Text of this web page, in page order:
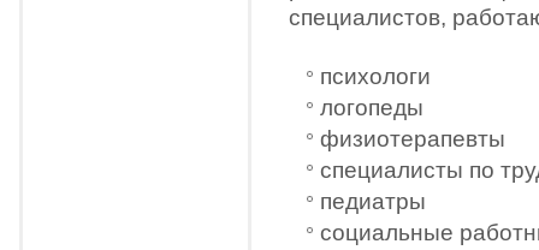
специалистов,
психологи
логопеды
физиотерапевты
специалисты по
педиатры
социальные